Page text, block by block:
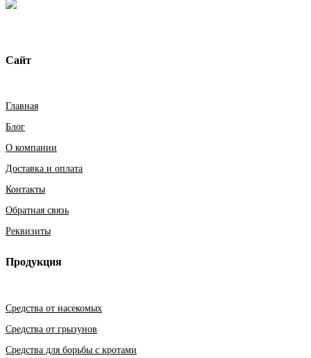
Сайт
Главная
Блог
О компании
Доставка и оплата
Контакты
Обратная связь
Реквизиты
Продукция
Средства от насекомых
Средства от грызунов
Средства для борьбы с кротами